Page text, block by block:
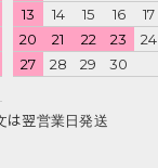
13
14 15 16 17
20
21 22 23 24
27
28 29 30
は翌営業日発送